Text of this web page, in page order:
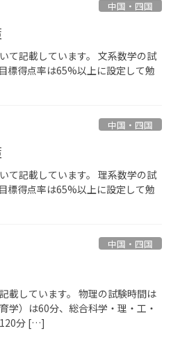
中国・四国
て記載しています。 文系数学の試
標得点率は65%以上に設定して勉
中国・四国
て記載しています。 理系数学の試
標得点率は65%以上に設定して勉
中国・四国
載しています。 物理の試験時間は
学）は60分、総合科学・理・工・
120分 […]